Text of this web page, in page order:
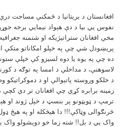
افغانستان د بریتانیا د ځمکنې مساحت
نفوس یي بیا د دې هېواد نیمایي برخه
مخې افغانان ستراتیژيکه او شتمنه
پریښودل شي چې په خپلو امکاناتو متکې
ده چې په یوه یا دوه لسیزو کې خپلې
لاسوهنې، د مداخلې د امسا په توګه د
د خلکو وروسته پاتېوالې او د دموکراتیکو
زمینه برابره کړي چې افغانان تر دې
ترمپ د ټویټونو پر بنسټ د خپل ژوند او
څرنګوالی وټاکې!!! دا هیڅکله او په هیڅ
واک یي د بل!! شته زما خو دویشولو واک